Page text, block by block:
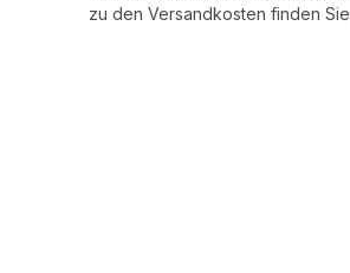
zu den Versandkosten finden Sie